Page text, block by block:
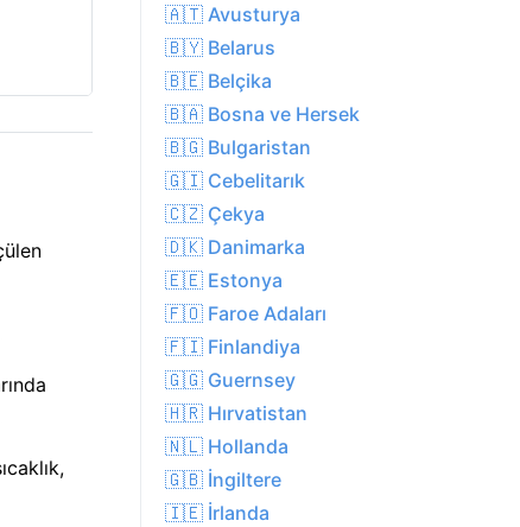
🇦🇹 Avusturya
🇧🇾 Belarus
🇧🇪 Belçika
🇧🇦 Bosna ve Hersek
🇧🇬 Bulgaristan
🇬🇮 Cebelitarık
🇨🇿 Çekya
🇩🇰 Danimarka
🇪🇪 Estonya
🇫🇴 Faroe Adaları
🇫🇮 Finlandiya
🇬🇬 Guernsey
🇭🇷 Hırvatistan
🇳🇱 Hollanda
🇬🇧 İngiltere
🇮🇪 İrlanda